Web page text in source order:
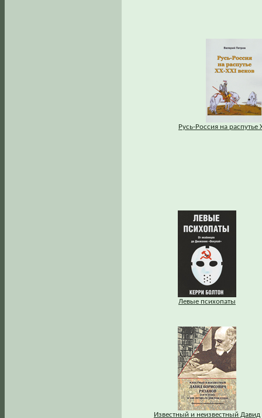
Русь-Россия на распутье
Левые психопаты
Известный и неизвестный Давид